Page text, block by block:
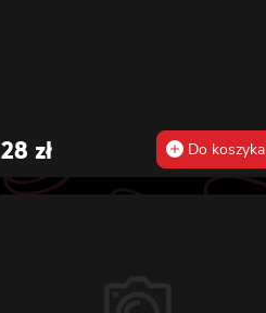
28 zł Do koszyka